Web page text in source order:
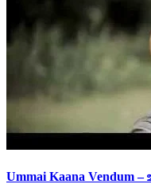
Ummai Kaana